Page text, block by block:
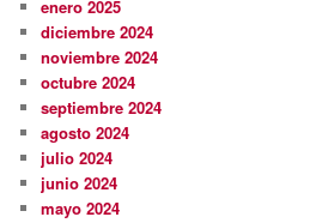
enero 2025
diciembre 2024
noviembre 2024
octubre 2024
septiembre 2024
agosto 2024
julio 2024
junio 2024
mayo 2024